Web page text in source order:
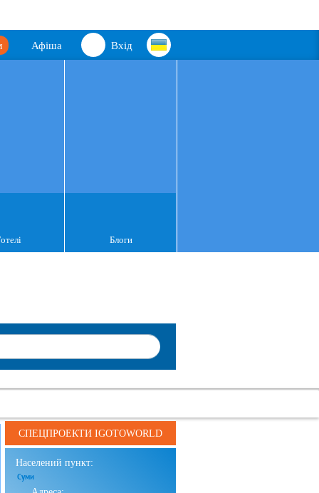
Вхід
Афіша
Блоги
СПЕЦПРОЕКТИ IGOTOWORLD
Населений пункт:
Суми